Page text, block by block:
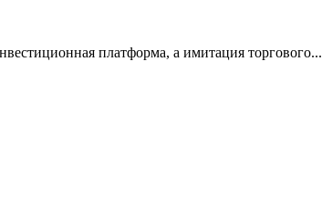
платформа, а имитация торгового...